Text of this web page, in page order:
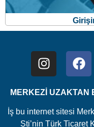
İş bu internet sitesi
Şti’nin Türk Ticaret
içeriği kısmen